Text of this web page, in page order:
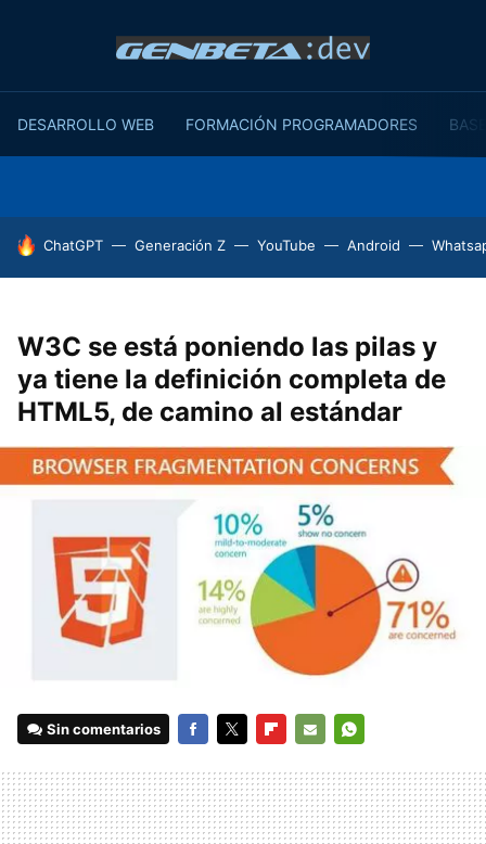
DESARROLLO WEB FORMACIÓN PROGRAMADORES
HOY SE HABLA DE
ChatGPT Generación Z YouTube Android
W3C se está poniendo las pilas y
ya tiene la definición completa de
HTML5, de camino al estándar
Sin comentarios
MAIL